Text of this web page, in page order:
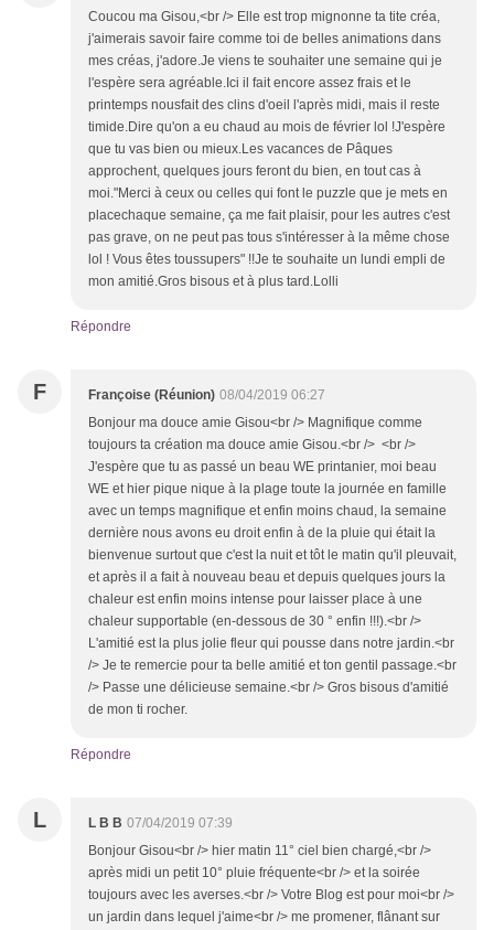
Coucou ma Gisou,<br /> Elle est trop mignonne ta tite créa,
j'aimerais savoir faire comme toi de belles animations dans
mes créas, j'adore.Je viens te souhaiter une semaine qui je
l'espère sera agréable.Ici il fait encore assez frais et le
printemps nousfait des clins d'oeil l'après midi, mais il reste
timide.Dire qu'on a eu chaud au mois de février lol !J'espère
que tu vas bien ou mieux.Les vacances de Pâques
approchent, quelques jours feront du bien, en tout cas à
moi."Merci à ceux ou celles qui font le puzzle que je mets en
placechaque semaine, ça me fait plaisir, pour les autres c'est
pas grave, on ne peut pas tous s'intéresser à la même chose
lol ! Vous êtes toussupers" !!Je te souhaite un lundi empli de
mon amitié.Gros bisous et à plus tard.Lolli
Répondre
F Françoise (Réunion) 08/04/2019 06:27
Bonjour ma douce amie Gisou<br /> Magnifique comme
toujours ta création ma douce amie Gisou.<br /> <br />
J'espère que tu as passé un beau WE printanier, moi beau
WE et hier pique nique à la plage toute la journée en famille
avec un temps magnifique et enfin moins chaud, la semaine
dernière nous avons eu droit enfin à de la pluie qui était la
bienvenue surtout que c'est la nuit et tôt le matin qu'il pleuvait,
et après il a fait à nouveau beau et depuis quelques jours la
chaleur est enfin moins intense pour laisser place à une
chaleur supportable (en-dessous de 30 ° enfin !!!).<br />
L'amitié est la plus jolie fleur qui pousse dans notre jardin.<br
/> Je te remercie pour ta belle amitié et ton gentil passage.<br
/> Passe une délicieuse semaine.<br /> Gros bisous d'amitié
de mon ti rocher.
Répondre
L L B B 07/04/2019 07:39
Bonjour Gisou<br /> hier matin 11° ciel bien chargé,<br />
après midi un petit 10° pluie fréquente<br /> et la soirée
toujours avec les averses.<br /> Votre Blog est pour moi<br />
un jardin dans lequel j'aime<br /> me promener, flânant sur